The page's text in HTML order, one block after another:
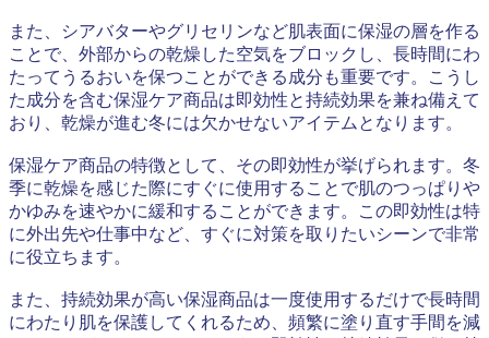
また、シアバターやグリセリンなど肌表面に保湿の層を作る
ことで、外部からの乾燥した空気をブロックし、長時間にわ
たってうるおいを保つことができる成分も重要です。こうし
た成分を含む保湿ケア商品は即効性と持続効果を兼ね備えて
おり、乾燥が進む冬には欠かせないアイテムとなります。
保湿ケア商品の特徴として、その即効性が挙げられます。冬
季に乾燥を感じた際にすぐに使用することで肌のつっぱりや
かゆみを速やかに緩和することができます。この即効性は特
に外出先や仕事中など、すぐに対策を取りたいシーンで非常
に役立ちます。
また、持続効果が高い保湿商品は一度使用するだけで長時間
にわたり肌を保護してくれるため、頻繁に塗り直す手間を減